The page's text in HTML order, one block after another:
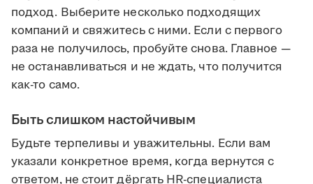
подход. Выберите несколько подходящих
компаний и свяжитесь с ними. Если с первого
раза не получилось, пробуйте снова. Главное —
не останавливаться и не ждать, что получится
как-то само.
Быть слишком настойчивым
Будьте терпеливы и уважительны. Если вам
указали конкретное время, когда вернутся с
ответом, не стоит дёргать HR-специалиста